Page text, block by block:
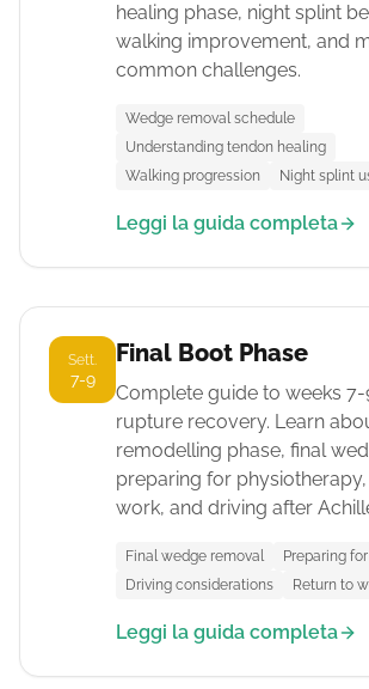
healing phase, night splint
walking improvement, and
common challenges.
Wedge removal schedule
Understanding tendon healing
Walking progression
Night splint
Leggi la guida completa
Sett.
7-9
Final Boot Phase
Complete guide to weeks
rupture recovery. Learn
remodelling phase, final
preparing for
work, and driving after
Final wedge removal
Preparing
Driving considerations
Return to
Leggi la guida completa